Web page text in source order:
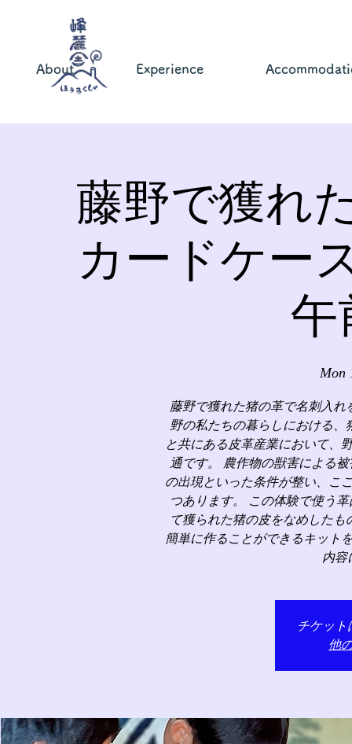
About Experience
藤野で獲れ
カードケー
午
Mon
藤野で獲れた猪の革で名刺入
野の私たちの暮らしにおける
と共にある皮革産業において、
通です。 農作物の獣害による
の出現といった条件が整い、こ
つあります。 この体験で使う
て獲られた猪の皮をなめした
簡単に作ることができるキット
内容
チケット
他